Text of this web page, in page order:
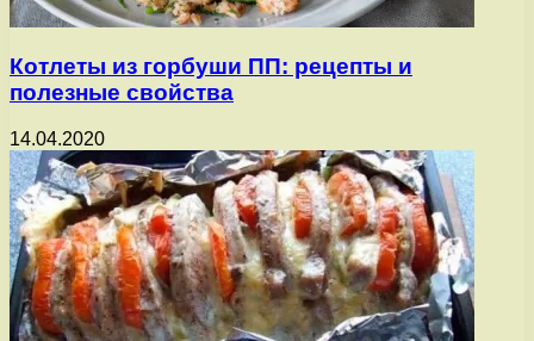
Котлеты из горбуши ПП: рецепты и
полезные свойства
14.04.2020